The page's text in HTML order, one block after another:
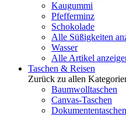
Kaugummi
Pfefferminz
Schokolade
Alle Süßigkeiten
Wasser
Alle Artikel
Taschen & Reisen
Zurück zu allen
Baumwolltaschen
Canvas-Taschen
Dokumententaschen